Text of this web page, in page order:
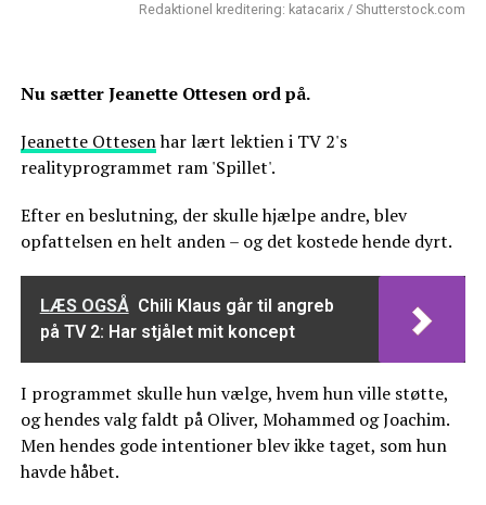
Redaktionel kreditering: katacarix / Shutterstock.com
Nu sætter Jeanette Ottesen ord på.
Jeanette Ottesenhar lært lektien i TV 2's
realityprogrammet ram 'Spillet'.
Efter en beslutning, der skulle hjælpe andre, blev
opfattelsen en helt anden – og det kostede hende dyrt.
LÆS OGSÅ Chili Klaus går til angreb
på TV 2: Har stjålet mit koncept
I programmet skulle hun vælge, hvem hun ville støtte,
og hendes valg faldt på Oliver, Mohammed og Joachim.
Men hendes gode intentioner blev ikke taget, som hun
havde håbet.